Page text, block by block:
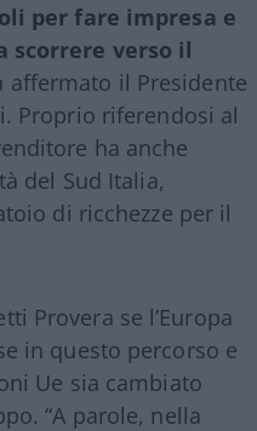
per fare impresa e
verso il
affermato il Presidente
Proprio riferendosi al
ha anche
del Sud Italia,
di ricchezze per il
Provera se l’Europa
in questo percorso e
Ue sia cambiato
“A parole, nella